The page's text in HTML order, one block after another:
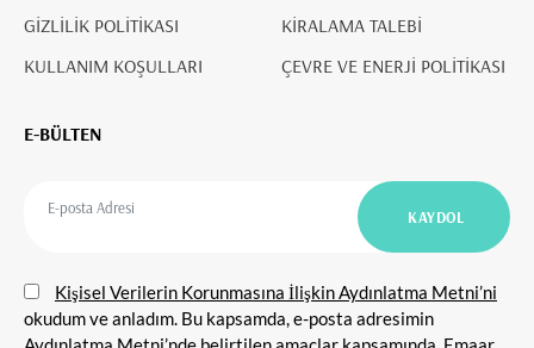
GİZLİLİK POLİTİKASI
KULLANIM KOŞULLARI
KİRALAMA TALEBİ
ÇEVRE VE ENERJİ POLİTİKASI
E-BÜLTEN
Kişisel Verilerin Korunmasına İlişkin Aydınlatma Metni’ni
okudum ve anladım. Bu kapsamda, e-posta adresimin